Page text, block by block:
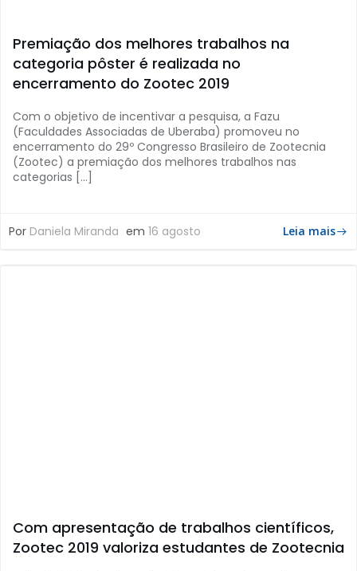
Premiação dos melhores trabalhos na
categoria pôster é realizada no
encerramento do Zootec 2019
Com o objetivo de incentivar a pesquisa, a Fazu
(Faculdades Associadas de Uberaba) promoveu no
encerramento do 29º Congresso Brasileiro de Zootecnia
(Zootec) a premiação dos melhores trabalhos nas
categorias […]
Por Daniela Miranda em 16 agosto Leia mais
Com apresentação de trabalhos científicos,
Zootec 2019 valoriza estudantes de Zootecnia